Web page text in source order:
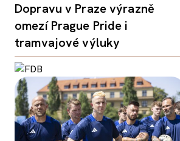
Dopravu v Praze výrazně
omezí Prague Pride i
tramvajové výluky